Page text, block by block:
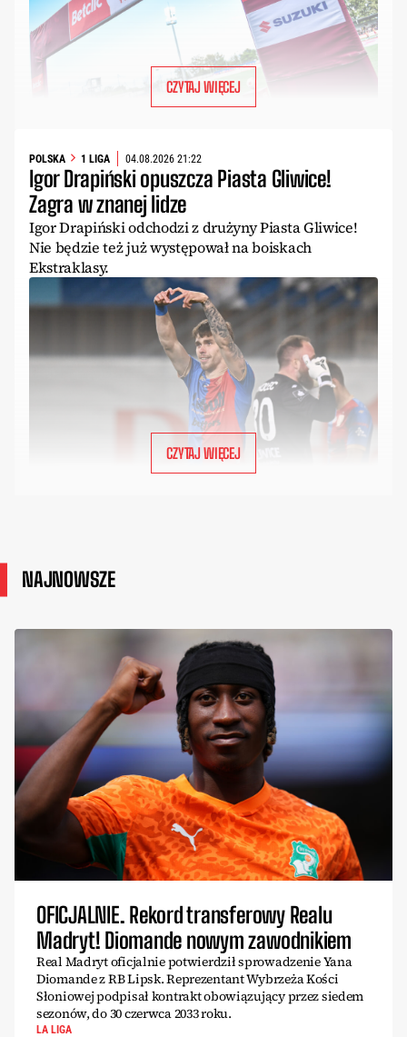
CZYTAJ WIĘCEJ
POLSKA 1 LIGA 04.08.2026 21:22
Igor Drapiński opuszcza Piasta Gliwice!
Zagra w znanej lidze
Igor Drapiński odchodzi z drużyny Piasta Gliwice!
Nie będzie też już występował na boiskach
Ekstraklasy.
CZYTAJ WIĘCEJ
NAJNOWSZE
OFICJALNIE. Rekord transferowy Realu
Madryt! Diomande nowym zawodnikiem
Real Madryt oficjalnie potwierdził sprowadzenie Yana
Diomande z RB Lipsk. Reprezentant Wybrzeża Kości
Słoniowej podpisał kontrakt obowiązujący przez siedem
sezonów, do 30 czerwca 2033 roku.
LA LIGA